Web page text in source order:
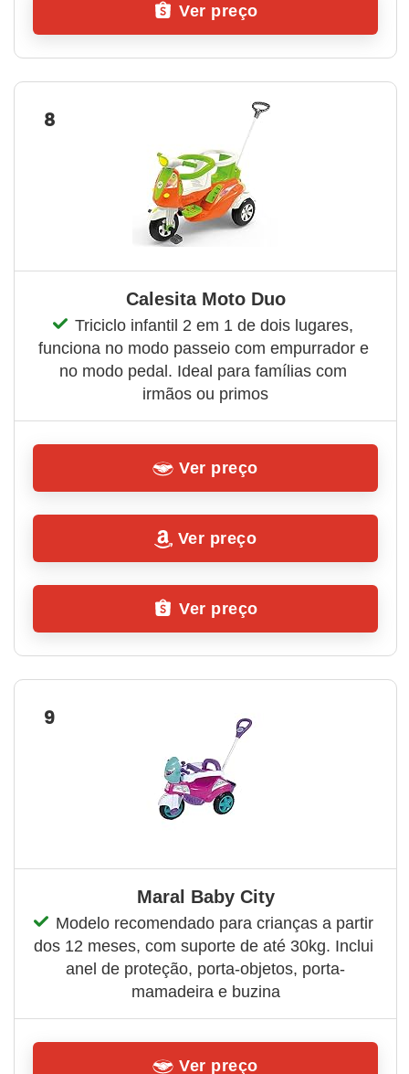
Ver preço
8
Calesita Moto Duo
Triciclo infantil 2 em 1 de dois lugares,
funciona no modo passeio com empurrador e
no modo pedal. Ideal para famílias com
irmãos ou primos
Ver preço
Ver preço
Ver preço
9
Maral Baby City
Modelo recomendado para crianças a partir
dos 12 meses, com suporte de até 30kg. Inclui
anel de proteção, porta-objetos, porta-
mamadeira e buzina
Ver preço